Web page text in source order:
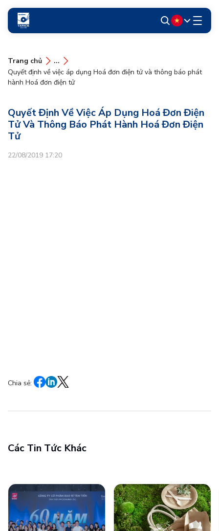
Trang chủ
...
Quyết định về việc áp dụng Hoá đơn điện tử và thông báo phát
hành Hoá đơn điện tử
Quyết Định Về Việc Áp Dụng Hoá Đơn Điện
Tử Và Thông Báo Phát Hành Hoá Đơn Điện
Tử
22/08/2019 17:20
Chia sẻ:
Các Tin Tức Khác